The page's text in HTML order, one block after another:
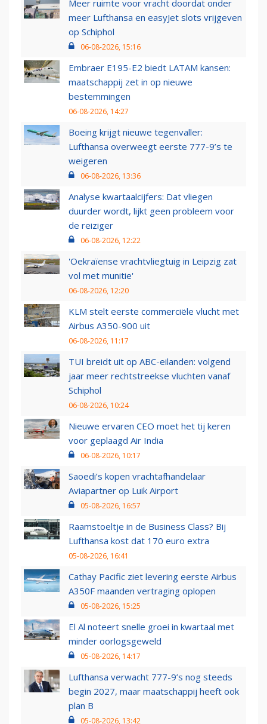
Meer ruimte voor vracht doordat onder
meer Lufthansa en easyJet slots vrijgeven
op Schiphol
06-08-2026, 15:16
Embraer E195-E2 biedt LATAM kansen:
maatschappij zet in op nieuwe
bestemmingen
06-08-2026, 14:27
Boeing krijgt nieuwe tegenvaller:
Lufthansa overweegt eerste 777-9’s te
weigeren
06-08-2026, 13:36
Analyse kwartaalcijfers: Dat vliegen
duurder wordt, lijkt geen probleem voor
de reiziger
06-08-2026, 12:22
'Oekraïense vrachtvliegtuig in Leipzig zat
vol met munitie'
06-08-2026, 12:20
KLM stelt eerste commerciële vlucht met
Airbus A350-900 uit
06-08-2026, 11:17
TUI breidt uit op ABC-eilanden: volgend
jaar meer rechtstreekse vluchten vanaf
Schiphol
06-08-2026, 10:24
Nieuwe ervaren CEO moet het tij keren
voor geplaagd Air India
06-08-2026, 10:17
Saoedi’s kopen vrachtafhandelaar
Aviapartner op Luik Airport
05-08-2026, 16:57
Raamstoeltje in de Business Class? Bij
Lufthansa kost dat 170 euro extra
05-08-2026, 16:41
Cathay Pacific ziet levering eerste Airbus
A350F maanden vertraging oplopen
05-08-2026, 15:25
El Al noteert snelle groei in kwartaal met
minder oorlogsgeweld
05-08-2026, 14:17
Lufthansa verwacht 777-9’s nog steeds
begin 2027, maar maatschappij heeft ook
plan B
05-08-2026, 13:42